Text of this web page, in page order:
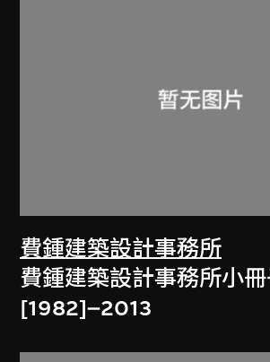
費鍾建築設計事務所
費鍾建築設計事務所小
[1982]–2013